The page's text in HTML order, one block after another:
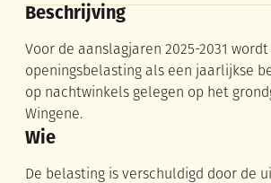
Beschrijving
Voor de aanslagjaren 2025-2031
openingsbelasting als een jaarlijkse
op nachtwinkels gelegen op het
Wingene.
Wie
De belasting is verschuldigd door de